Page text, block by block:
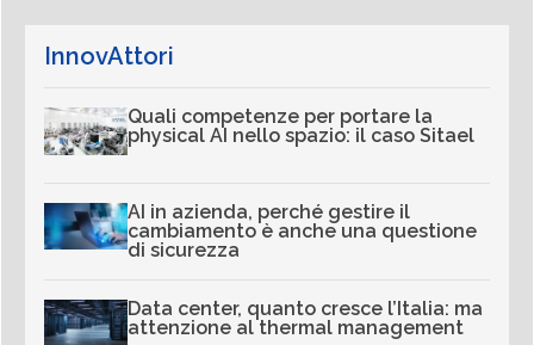
InnovAttori
Quali competenze per portare la
physical AI nello spazio: il caso Sitael
AI in azienda, perché gestire il
cambiamento è anche una questione
di sicurezza
Data center, quanto cresce l’Italia: ma
attenzione al thermal management